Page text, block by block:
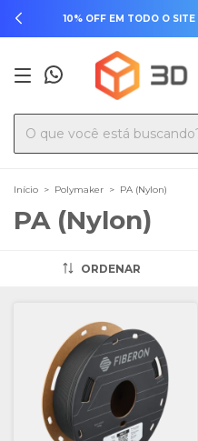
10% OFF EM TODO O
Início > Polymaker > PA (Nylon)
PA (Nylon)
ORDENAR